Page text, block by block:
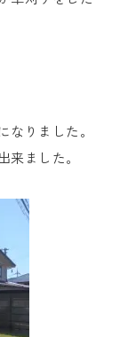
りました。
ました。